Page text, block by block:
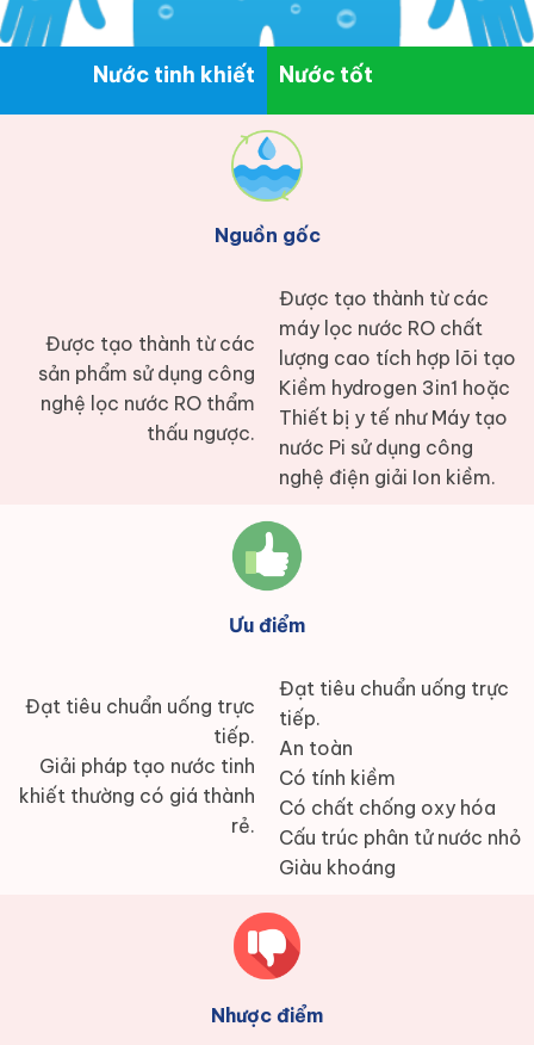
Nước tinh khiết Nước tốt
Được tạo thành từ các
sản phẩm sử dụng công
nghệ lọc nước RO thẩm
thấu ngược.
Nguồn gốc
Được tạo thành từ các
máy lọc nước RO chất
lượng cao tích hợp lõi tạo
Kiềm hydrogen 3in1 hoặc
Thiết bị y tế như Máy tạo
nước Pi sử dụng công
nghệ điện giải Ion kiềm.
Đạt tiêu chuẩn uống trực
tiếp.
Giải pháp tạo nước tinh
khiết thường có giá thành
rẻ.
Ưu điểm
Đạt tiêu chuẩn uống trực
tiếp.
An toàn
Có tính kiềm
Có chất chống oxy hóa
Cấu trúc phân tử nước nhỏ
Giàu khoáng
Nhược điểm